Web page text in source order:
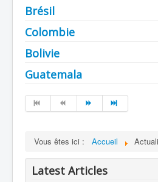
Brésil
Colombie
Bolivie
Guatemala
Vous êtes ici : Accueil
Latest Articles